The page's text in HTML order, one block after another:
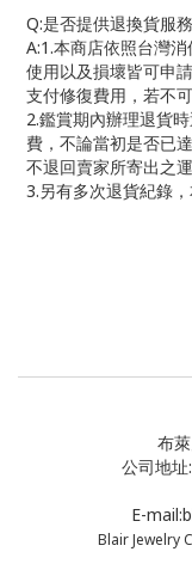
Q:是否提供退換貨服
A:1.本商店依照台灣
使用以及損壞皆可申
支付修復費用，若不
2.鑑賞期內辦理退貨
費，不論當初是否已
不退回賣家所寄出之
3.另有多次退貨紀錄
布
公司地
E-
Blair Jewelry